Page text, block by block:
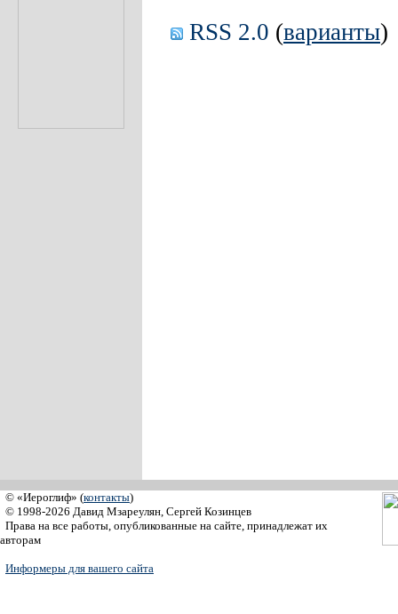
RSS 2.0 (варианты)
© «Иероглиф» (контакты)
© 1998-2026 Давид Мзареулян, Сергей Козинцев
Права на все работы, опубликованные на сайте, принадлежат их
авторам
Информеры для вашего сайта